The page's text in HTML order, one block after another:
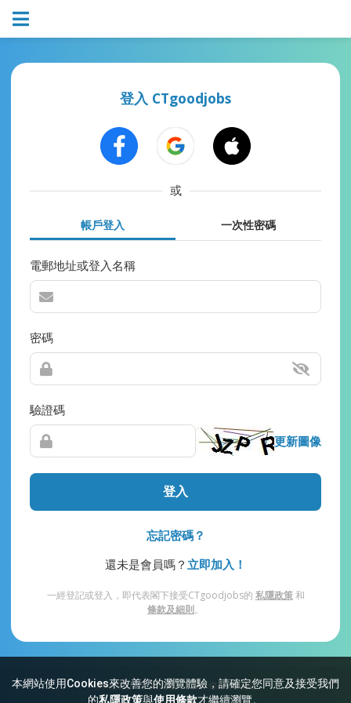
本網站使用Cookies來改善您的瀏覽體驗，請確定您同意及接受我們
的私隱政策與使用條款才繼續瀏覽。
登入 CTgoodjobs
或
帳戶登入 一次性密碼
電郵地址或登入名稱
密碼
驗證碼
更新圖像
登入
忘記密碼？
還未是會員嗎？ 立即加入！
一經登記或登入，即代表閣下接受CTgoodjobs的 私隱政策和
條款及細則。
網站索引 常見問題 私隱 條款及細則